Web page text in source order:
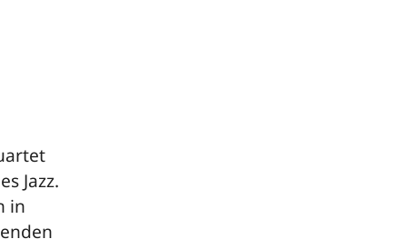
Jazz.
in